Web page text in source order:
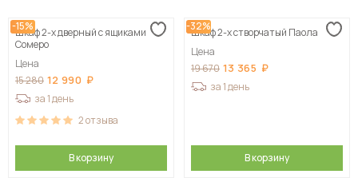
-15%
Шкаф 2-х дверный с ящиками
Сомеро
Цена
15 280 12 990
за 1 день
2отзыва
В корзину
-32%
Шкаф 2-х створчатый Паола
Цена
19 670 13 365
за 1 день
В корзину